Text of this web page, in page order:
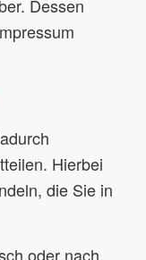
Dessen
Hierbei
die Sie in
oder nach